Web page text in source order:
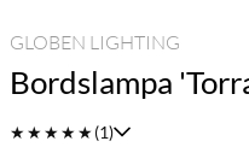
GLOBEN LIGHTING
Bordslampa
★★★★★(1)